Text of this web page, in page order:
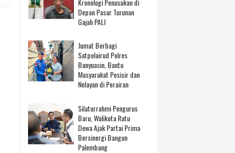
Kronologi Penusukan di
Depan Pasar Turunan
Gajah PALI
Jumat Berbagi
Satpolairud Polres
Banyuasin, Bantu
Masyarakat Pesisir dan
Nelayan di Perairan
Silaturrahmi Pengurus
Baru, Walikota Ratu
Dewa Ajak Partai Prima
Bersinergi Bangun
Palembang